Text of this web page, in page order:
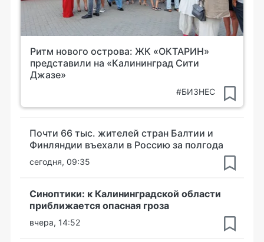
Ритм нового острова: ЖК «ОКТАРИН»
представили на «Калининград Сити
Джазе»
#БИЗНЕС
Почти 66 тыс. жителей стран Балтии и
Финляндии въехали в Россию за полгода
сегодня, 09:35
Синоптики: к Калининградской области
приближается опасная гроза
вчера, 14:52